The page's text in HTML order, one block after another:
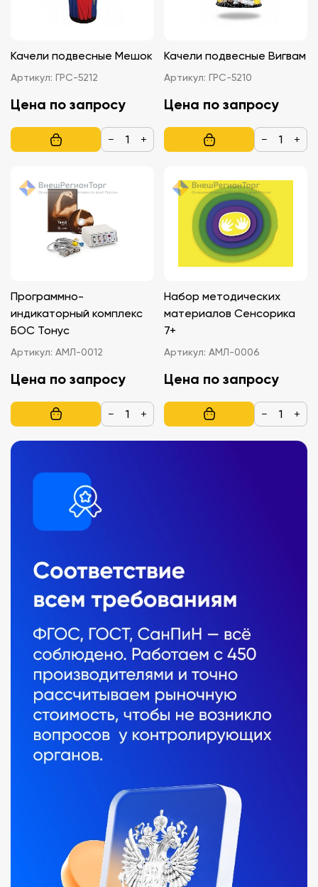
Качели подвесные Мешок
Артикул: ГРС-5212
Цена по запросу
− +
Качели подвесные Вигвам
Артикул: ГРС-5210
Цена по запросу
− +
Программно-
индикаторный комплекс
БОС Тонус
Артикул: АМЛ-0012
Цена по запросу
− +
Набор методических
материалов Сенсорика
7+
Артикул: АМЛ-0006
Цена по запросу
− +